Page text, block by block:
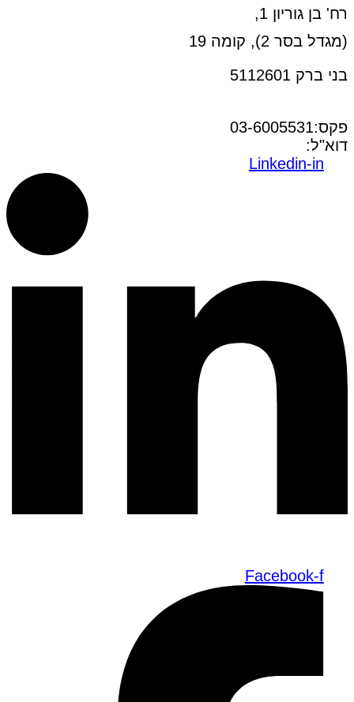
רח' בן גוריון 1,
(מגדל בסר 2), קומה 19
בני ברק 5112601
פקס:03-6005531
דוא"ל:
Linkedin-in
Facebook-f